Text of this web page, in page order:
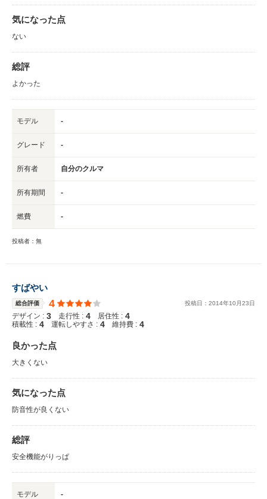
気になった点
ない
総評
よかった
モデル -
グレード -
所有者 自分のクルマ
所有期間 -
燃費 -
投稿者：無
すばやい
総合評価 4 投稿日： 2014年10 月23日
デザイン : 3 走行性 : 4 居住性 : 4
積載性 : 4 運転しやすさ : 4 維持費 : 4
良かった点
大きくない
気になった点
防音性が良くない
総評
安全機能がりっぱ
モデル -